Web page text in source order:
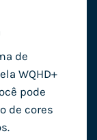
de
WQHD+
pode
de cores